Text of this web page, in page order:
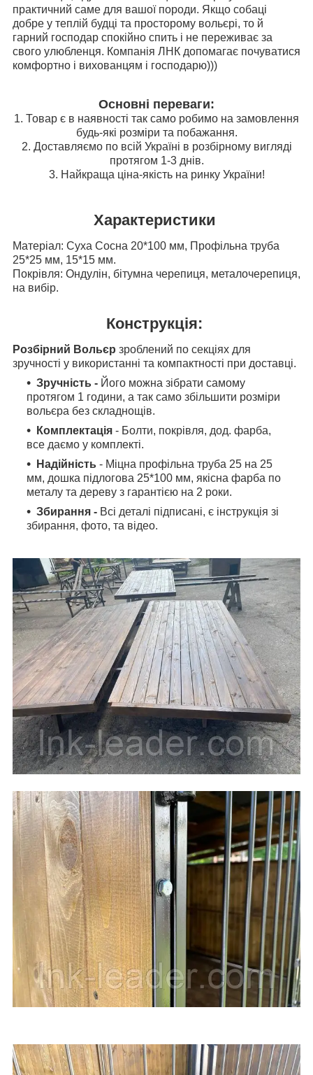
практичний саме для вашої породи. Якщо собаці
добре у теплій будці та просторому вольєрі, то й
гарний господар спокійно спить і не переживає за
свого улюбленця. Компанія ЛНК допомагає почуватися
комфортно і вихованцям і господарю)))
Основні переваги:
1. Товар є в наявності так само робимо на замовлення
будь-які розміри та побажання.
2. Доставляємо по всій Україні в розбірному вигляді
протягом 1-3 днів.
3. Найкраща ціна-якість на ринку України!
Характеристики
Матеріал: Суха Сосна 20*100 мм, Профільна труба
25*25 мм, 15*15 мм.
Покрівля: Ондулін, бітумна черепиця, металочерепиця,
на вибір.
Конструкція:
Розбірний Вольєр зроблений по секціях для
зручності у використанні та компактності при доставці.
Зручність - Його можна зібрати самому
протягом 1 години, а так само збільшити розміри
вольєра без складнощів.
Комплектація - Болти, покрівля, дод. фарба,
все даємо у комплекті.
Надійність - Міцна профільна труба 25 на 25
мм, дошка підлогова 25*100 мм, якісна фарба по
металу та дереву з гарантією на 2 роки.
Збирання - Всі деталі підписані, є інструкція зі
збирання, фото, та відео.